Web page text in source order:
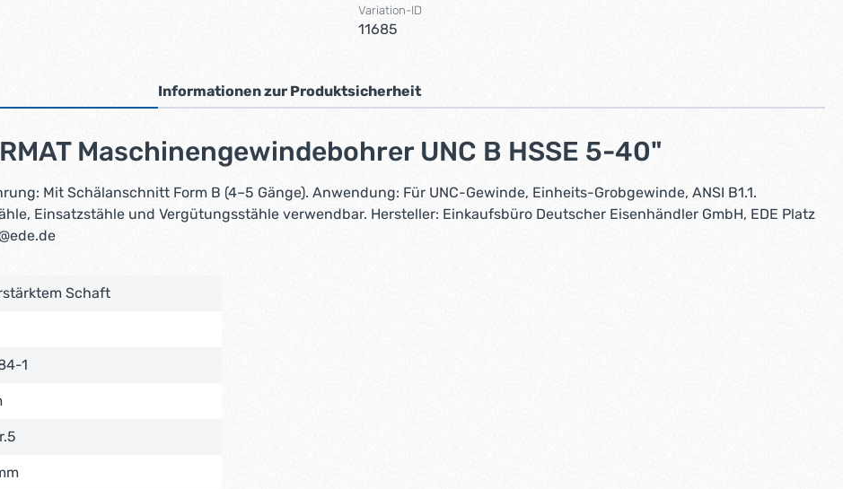
Variation-ID
11685
Informationen zur Produktsicherheit
Maschinengewindebohrer UNC B HSSE 5-40"
Mit Schälanschnitt Form B (4–5 Gänge). Anwendung: Für UNC-Gewinde, Einheits-Grobgewinde, ANSI B1.1.
Einsatzstähle und Vergütungsstähle verwendbar. Hersteller: Einkaufsbüro Deutscher Eisenhändler GmbH, EDE Platz
Schaft
1